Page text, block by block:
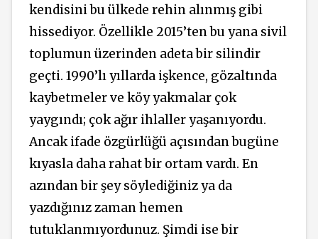
kendisini bu ülkede rehin alınmış gibi
hissediyor. Özellikle 2015’ten bu yana sivil
toplumun üzerinden adeta bir silindir
geçti. 1990’lı yıllarda işkence, gözaltında
kaybetmeler ve köy yakmalar çok
yaygındı; çok ağır ihlaller yaşanıyordu.
Ancak ifade özgürlüğü açısından bugüne
kıyasla daha rahat bir ortam vardı. En
azından bir şey söylediğiniz ya da
yazdığınız zaman hemen
tutuklanmıyordunuz. Şimdi ise bir